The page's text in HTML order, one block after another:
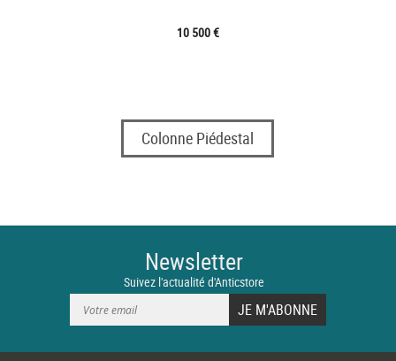
10 500 €
Colonne Piédestal
Newsletter
Suivez l'actualité d'Anticstore